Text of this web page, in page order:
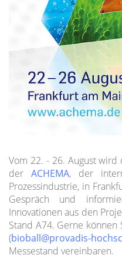
Vom 22. - 26. August
der ACHEMA, der
Prozessindustrie, in
Gespräch und
Innovationen aus den
Stand A74. Gerne
(
Messestand vereinbaren.